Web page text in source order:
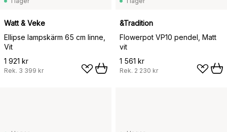
Watt & Veke
Ellipse lampskärm 65 cm linne,
Vit
1 921 kr
Rek. 3 399 kr
&Tradition
Flowerpot VP10 pendel, Matt
vit
1 561 kr
Rek. 2 230 kr